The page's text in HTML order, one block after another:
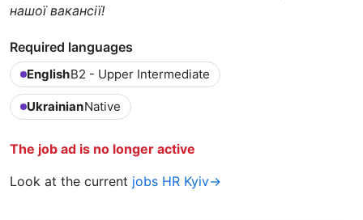
нашої вакансії!
Required languages
EnglishB2 - Upper Intermediate
UkrainianNative
The job ad is no longer active
Look at the current jobs HR Kyiv→